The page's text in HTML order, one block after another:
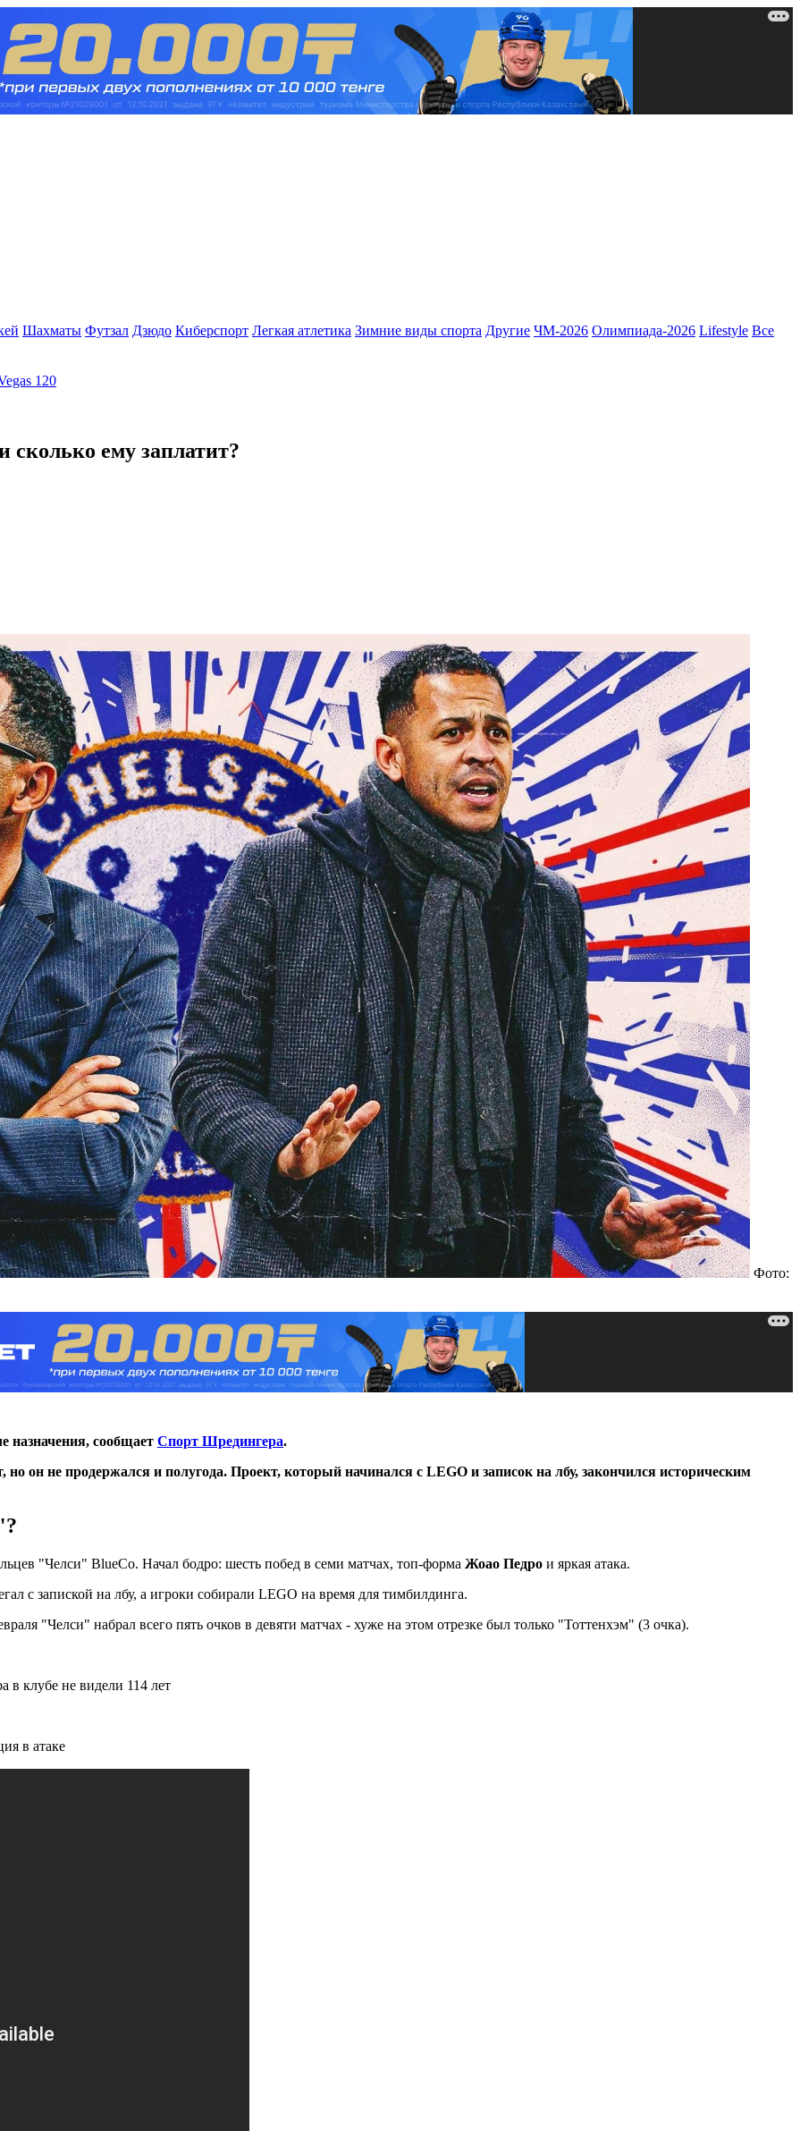
Шахматы Футзал Дзюдо Киберспорт Легкая атлетика Зимние виды спорта Другие ЧМ-2026 Олимпиада-2026 Lifestyle Все
120
сколько ему заплатит?
Фото:
назначения, сообщает Спорт Шредингера.
он не продержался и полугода. Проект, который начинался с LEGO и записок на лбу, закончился историческим
"Челси" BlueCo. Начал бодро: шесть побед в семи матчах, топ-форма Жоао Педро и яркая атака.
с запиской на лбу, а игроки собирали LEGO на время для тимбилдинга.
"Челси" набрал всего пять очков в девяти матчах - хуже на этом отрезке был только "Тоттенхэм" (3 очка).
в клубе не видели 114 лет
в атаке